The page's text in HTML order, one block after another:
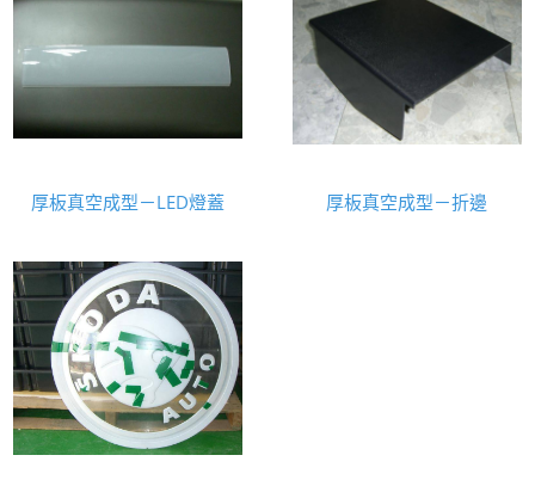
厚板真空成型－LED燈蓋 厚板真空成型－折邊